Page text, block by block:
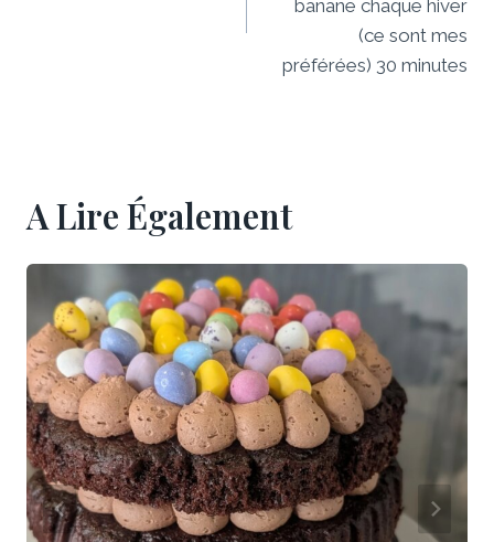
banane chaque hiver
(ce sont mes
préférées) 30 minutes
A Lire Également